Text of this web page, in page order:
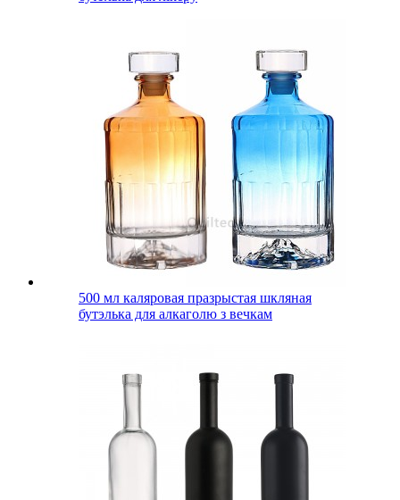
500 мл каляровая празрыстая шкляная
бутэлька для алкаголю з вечкам